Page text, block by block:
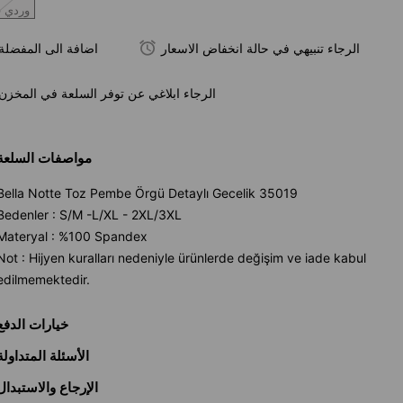
وردي
اضافة الى الرجاء تنبيهي في حالة انخفاض الاسعار
الرجاء ابلاغي عن توفر السلعة في
مواصفات
Notte Toz Pembe Örgü Detaylı Gecelik 35019
: S/M -L/XL - 2XL/3XL
: %100 Spandex
: Hijyen kuralları nedeniyle ürünlerde değişim ve iade kabul
خيارات
الأسئلة
الإرجاع